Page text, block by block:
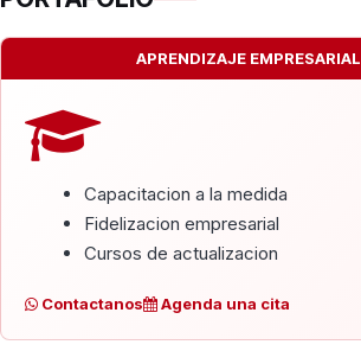
APRENDIZAJE EMPRESARIAL
Capacitacion a la medida
Fidelizacion empresarial
Cursos de actualizacion
Contactanos Agenda una cita